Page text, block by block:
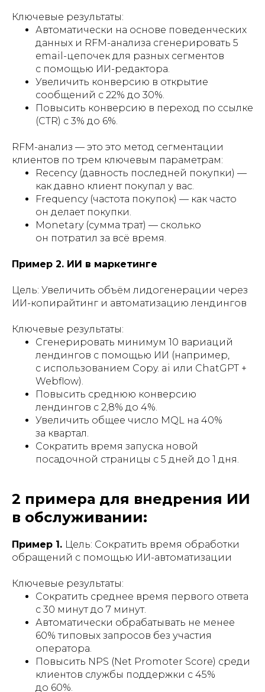
Ключевые результаты:
Автоматически на основе поведенческих
данных и RFM-анализа сгенерировать 5
email-цепочек для разных сегментов
с помощью ИИ-редактора.
Увеличить конверсию в открытие
сообщений с 22% до 30%.
Повысить конверсию в переход по ссылке
(CTR) с 3% до 6%.
RFM-анализ — это это метод сегментации
клиентов по трем ключевым параметрам:
Recency (давность последней покупки) —
как давно клиент покупал у вас.
Frequency (частота покупок) — как часто
он делает покупки.
Monetary (сумма трат) — сколько
он потратил за всё время.
Пример 2. ИИ в маркетинге
Цель: Увеличить объём лидогенерации через
ИИ-копирайтинг и автоматизацию лендингов
Ключевые результаты:
Сгенерировать минимум 10 вариаций
лендингов с помощью ИИ (например,
с использованием Copy. ai или ChatGPT +
Webflow).
Повысить среднюю конверсию
лендингов с 2,8% до 4%.
Увеличить общее число MQL на 40%
за квартал.
Сократить время запуска новой
посадочной страницы с 5 дней до 1 дня.
2 примера для внедрения ИИ
в обслуживании:
Пример 1. Цель: Сократить время обработки
обращений с помощью ИИ-автоматизации
Ключевые результаты:
Сократить среднее время первого ответа
с 30 минут до 7 минут.
Автоматически обрабатывать не менее
60% типовых запросов без участия
оператора.
Повысить NPS (Net Promoter Score) среди
клиентов службы поддержки с 45%
до 60%.